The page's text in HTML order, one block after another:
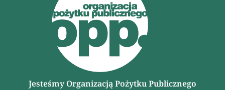
Jesteśmy Organizacją Pożytku Publicznego